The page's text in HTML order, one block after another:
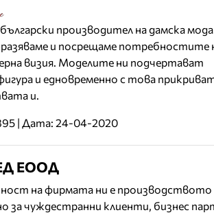
производител на дамска
и посрещаме потребностите
визия. Моделите ни подчертават
и едновременно с това
и.
| Дата: 24-04-2020
ЕООД
на фирмата ни е производството
за чуждестранни клиенти, бизнес